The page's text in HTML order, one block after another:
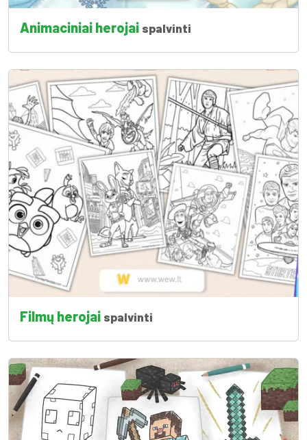
Animaciniai herojai spalvinti
Filmų herojai spalvinti